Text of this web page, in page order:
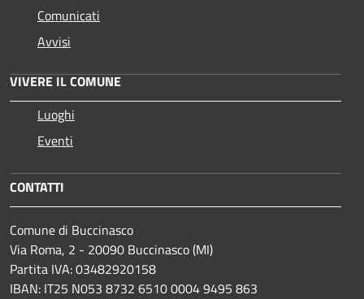
Comunicati
Avvisi
VIVERE IL COMUNE
Luoghi
Eventi
CONTATTI
Comune di Buccinasco
Via Roma, 2 - 20090 Buccinasco (MI)
Partita IVA: 03482920158
IBAN: IT25 N053 8732 6510 0004 9495 863